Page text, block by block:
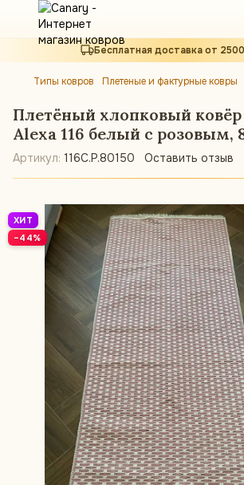
Бесплатная доставка от
Типы ковров Плетеные и фактурные ковры
Плетёный хлопковый
Alexa 116 белый с розовым,
Артикул: 116C.P.80150 Оставить отзыв
ХИТ
−44%